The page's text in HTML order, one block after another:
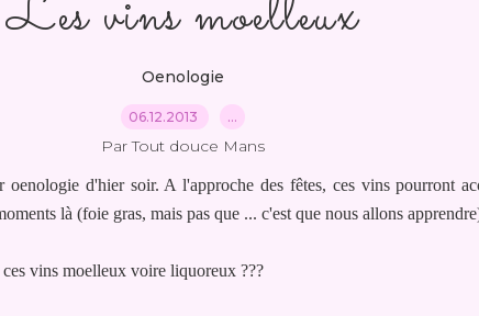
Les vins moelleux
Oenologie
06.12.2013 …
Par Tout douce Mans
oenologie d'hier soir. A l'approche des fêtes, ces vins pourront
là (foie gras, mais pas que ... c'est que nous allons
vins moelleux voire liquoreux ???